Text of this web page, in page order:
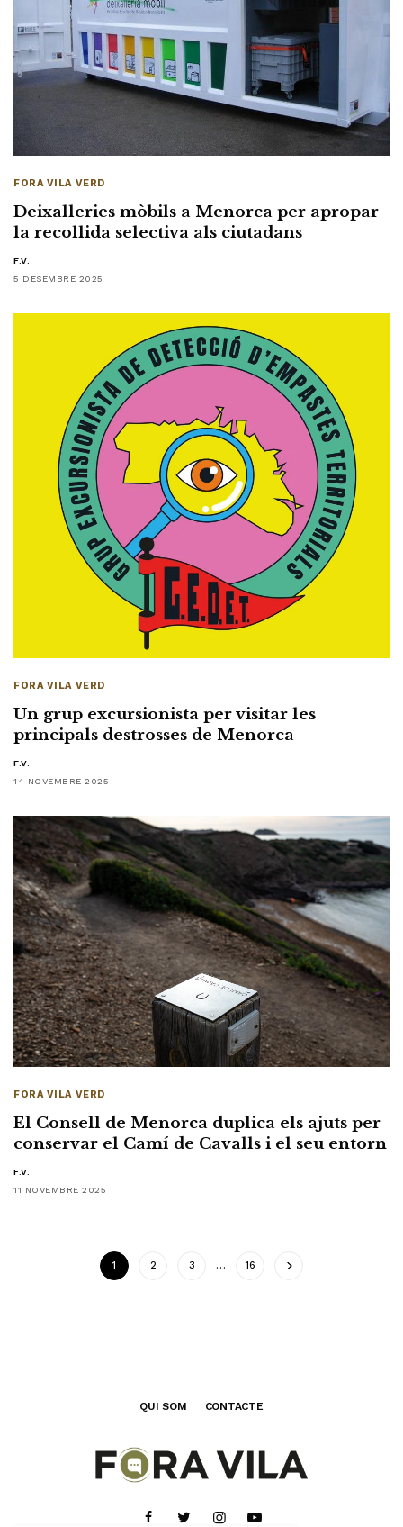
FORA VILA VERD
Deixalleries mòbils a Menorca per apropar
la recollida selectiva als ciutadans
F.V.
5 DESEMBRE 2025
FORA VILA VERD
Un grup excursionista per visitar les
principals destrosses de Menorca
F.V.
14 NOVEMBRE 2025
FORA VILA VERD
El Consell de Menorca duplica els ajuts per
conservar el Camí de Cavalls i el seu entorn
F.V.
11 NOVEMBRE 2025
1 2 3 … 16
QUI SOM CONTACTE